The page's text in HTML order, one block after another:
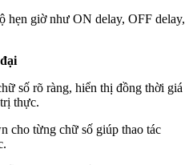
hẹn giờ như ON delay, OFF delay,
số rõ ràng, hiển thị đồng thời giá
thực.
cho từng chữ số giúp thao tác